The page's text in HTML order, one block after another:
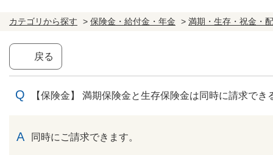
カテゴリから探す > 保険金・給付金・年金 > 満期・生存・祝金・
戻る
【保険金】 満期保険金と生存保険金は同時に請求でき
同時にご請求できます。